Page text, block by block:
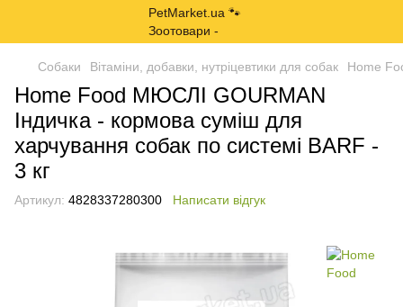
Собаки Вітаміни, добавки, нутріцевтики для собак Home
Home Food МЮСЛІ GOURMAN
Індичка - кормова суміш для
харчування собак по системі BARF -
3 кг
Артикул: 4828337280300 Написати відгук